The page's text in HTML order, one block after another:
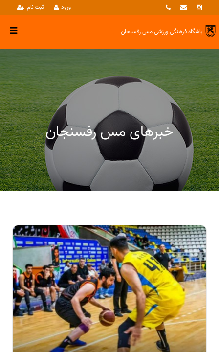
ثبت نام ورود
باشگاه فرهنگی ورزشیمس رفسنجان
خبرهای مس رفسنجان
خبرها بسکتبال